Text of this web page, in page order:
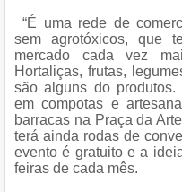
“É uma rede de
sem agrotóxicos, que
mercado cada vez
Hortaliças, frutas,
são alguns do produtos.
em compotas e
barracas na Praça da
terá ainda rodas de
evento é gratuito e a
feiras de cada mês.